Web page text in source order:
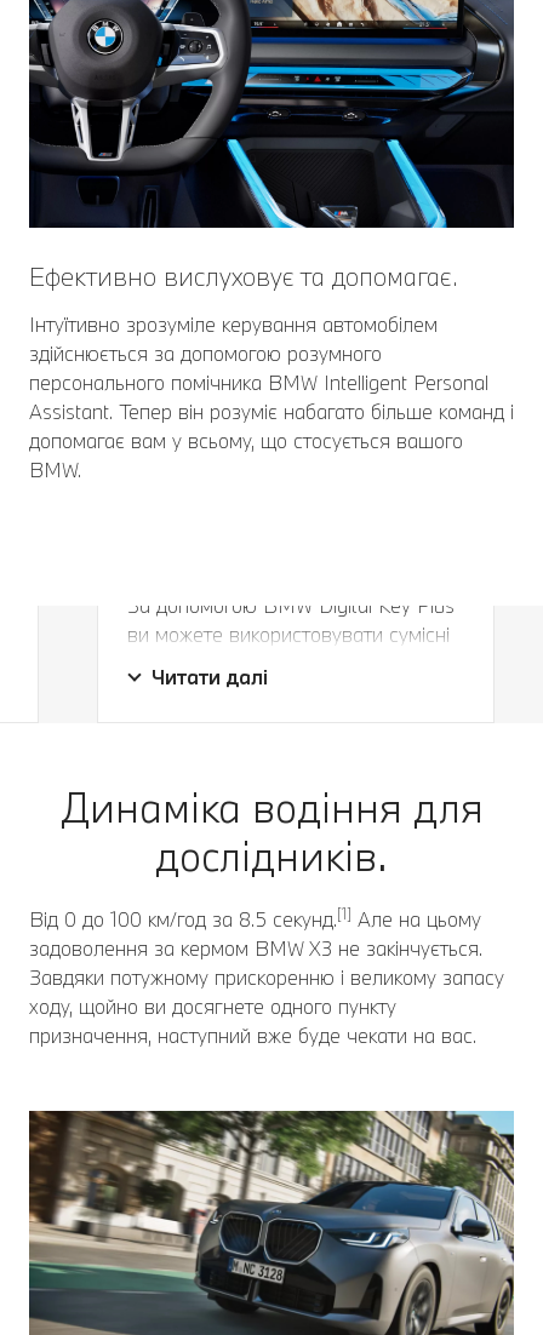
Ефективно вислуховує та допомагає.
Інтуїтивно зрозуміле керування автомобілем
здійснюється за допомогою розумного
персонального помічника BMW Intelligent Personal
Assistant. Тепер він розуміє набагато більше команд і
допомагає вам у всьому, що стосується вашого
BMW.
Більше, ніж просто ключ.
За допомогою BMW Digital Key Plus
ви можете використовувати сумісні
автомобіля. Ви також можете
поділитися цифровим ключем з
автоматично відчиняється,
створюючи світлову проекцію.
Читати далі
Динаміка водіння для
дослідників.
Від 0 до 100 км/год за 8.5 секунд.[1] Але на цьому
задоволення за кермом BMW X3 не закінчується.
Завдяки потужному прискоренню і великому запасу
ходу, щойно ви досягнете одного пункту
призначення, наступний вже буде чекати на вас.